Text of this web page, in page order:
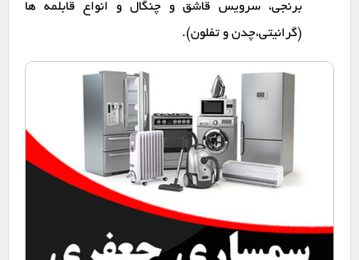
برنجی، سرویس قاشق و چنگال و انواع قابلمه ها
(گرانیتی،چدن و تفلون).